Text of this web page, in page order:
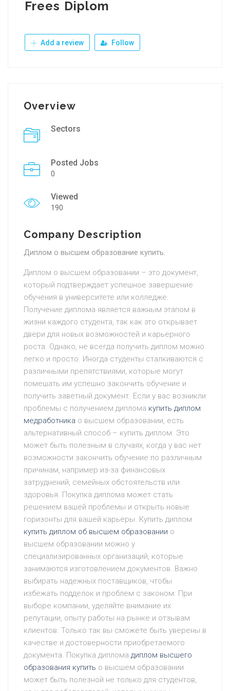
Frees Diplom
Add a review Follow
Overview
Sectors
Posted Jobs
0
Viewed
190
Company Description
Диплом о высшем образование купить.
Диплом о высшем образовании – это документ,
который подтверждает успешное завершение
обучения в университете или колледже.
Получение диплома является важным этапом в
жизни каждого студента, так как это открывает
двери для новых возможностей и карьерного
роста. Однако, не всегда получить диплом можно
легко и просто. Иногда студенты сталкиваются с
различными препятствиями, которые могут
помешать им успешно закончить обучение и
получить заветный документ. Если у вас возникли
проблемы с получением диплома купить диплом
медработника о высшем образовании, есть
альтернативный способ – купить диплом. Это
может быть полезным в случаях, когда у вас нет
возможности закончить обучение по различным
причинам, например из-за финансовых
затруднений, семейных обстоятельств или
здоровья. Покупка диплома может стать
решением вашей проблемы и открыть новые
горизонты для вашей карьеры. Купить диплом
купить диплом об высшем образовании о
высшем образовании можно у
специализированных организаций, которые
занимаются изготовлением документов. Важно
выбирать надежных поставщиков, чтобы
избежать подделок и проблем с законом. При
выборе компании, уделяйте внимание их
репутации, опыту работы на рынке и отзывам
клиентов. Только так вы сможете быть уверены в
качестве и достоверности приобретаемого
документа. Покупка диплома диплом высшего
образования купить о высшем образовании
может быть полезной не только для студентов,